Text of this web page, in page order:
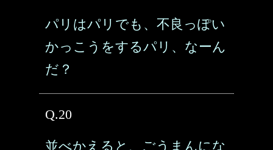
パリはパリでも、不良っぽい
かっこうをするパリ、なーん
だ？
Q.20
並べかえると、ごうまんにな